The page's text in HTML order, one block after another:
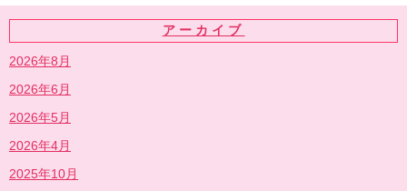
アーカイブ
2026年8月
2026年6月
2026年5月
2026年4月
2025年10月